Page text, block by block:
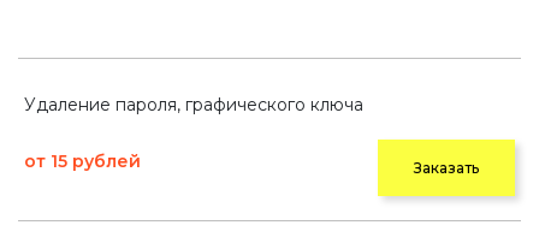
Удаление пароля, графического ключа
от 15 рублей Заказать